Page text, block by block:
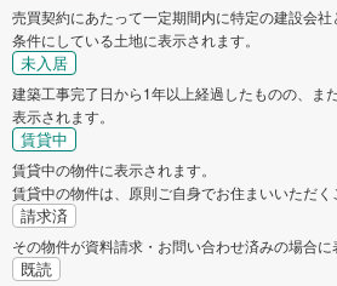
売買契約にあたって一定期間内に特定の建設会
条件にしている土地に表示されます。
未入居
建築工事完了日から1年以上経過したものの、ま
表示されます。
賃貸中
賃貸中の物件に表示されます。
賃貸中の物件は、原則ご自身でお住まいいただく
請求済
その物件が資料請求・お問い合わせ済みの場合に
既読